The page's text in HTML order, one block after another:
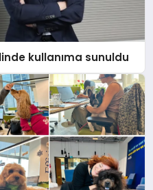
kullanıma sunuldu